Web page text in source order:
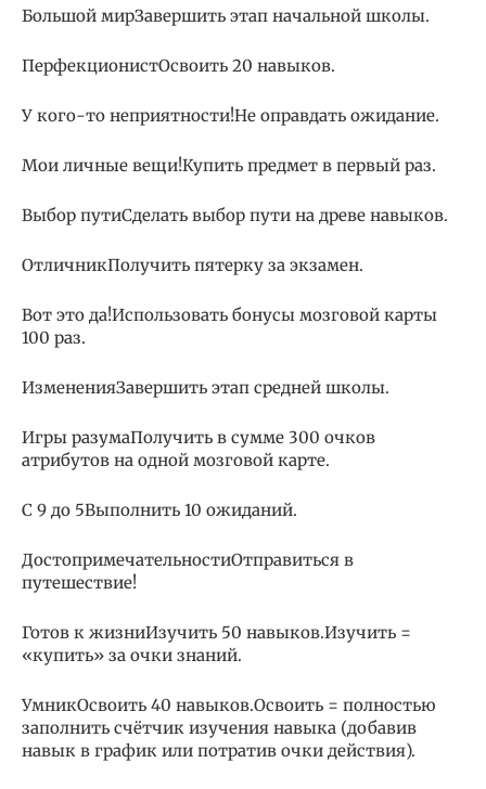
Большой мирЗавершить этап начальной школы.
ПерфекционистОсвоить 20 навыков.
У кого-то неприятности!Не оправдать ожидание.
Мои личные вещи!Купить предмет в первый раз.
Выбор путиСделать выбор пути на древе навыков.
ОтличникПолучить пятерку за экзамен.
Вот это да!Использовать бонусы мозговой карты
100 раз.
ИзмененияЗавершить этап средней школы.
Игры разумаПолучить в сумме 300 очков
атрибутов на одной мозговой карте.
С 9 до 5Выполнить 10 ожиданий.
ДостопримечательностиОтправиться в
путешествие!
Готов к жизниИзучить 50 навыков.Изучить =
«купить» за очки знаний.
УмникОсвоить 40 навыков.Освоить = полностью
заполнить счётчик изучения навыка (добавив
навык в график или потратив очки действия).